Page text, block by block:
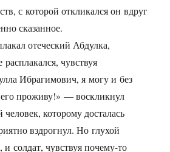
с которой откликался он вдруг
сказанное.
отеческий Абдулка,
чувствуя
Ибрагимович, я могу и без
проживу!» — воскликнул
которому досталась
вздрогнул. Но глухой
солдат, чувствуя почему-то